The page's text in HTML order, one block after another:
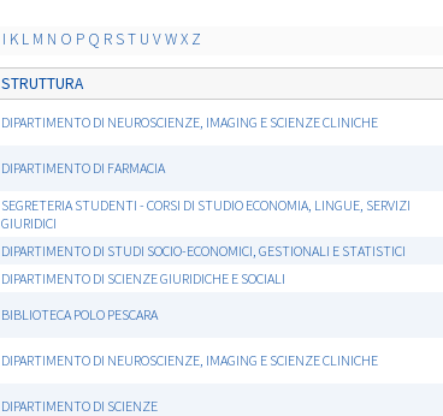
I K L M N O P Q R S T U V W X Z
STRUTTURA
DIPARTIMENTO DI NEUROSCIENZE, IMAGING E SCIENZE CLINICHE
DIPARTIMENTO DI FARMACIA
SEGRETERIA STUDENTI - CORSI DI STUDIO ECONOMIA, LINGUE, SERVIZI
GIURIDICI
DIPARTIMENTO DI STUDI SOCIO-ECONOMICI, GESTIONALI E STATISTICI
DIPARTIMENTO DI SCIENZE GIURIDICHE E SOCIALI
BIBLIOTECA POLO PESCARA
DIPARTIMENTO DI NEUROSCIENZE, IMAGING E SCIENZE CLINICHE
DIPARTIMENTO DI SCIENZE